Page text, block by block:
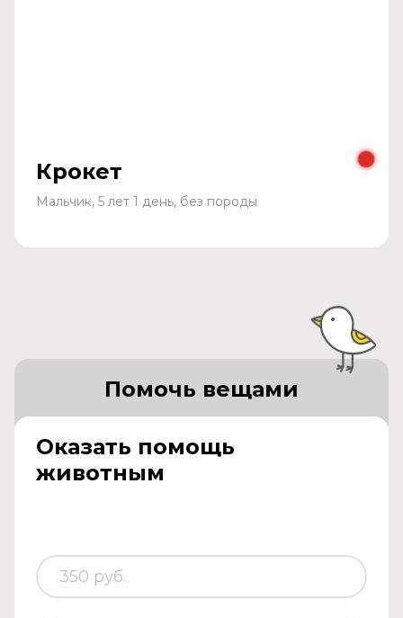
Крокет
Мальчик, 5 лет 1 день, без породы
Оказать помощь
животным
Помочь вещами